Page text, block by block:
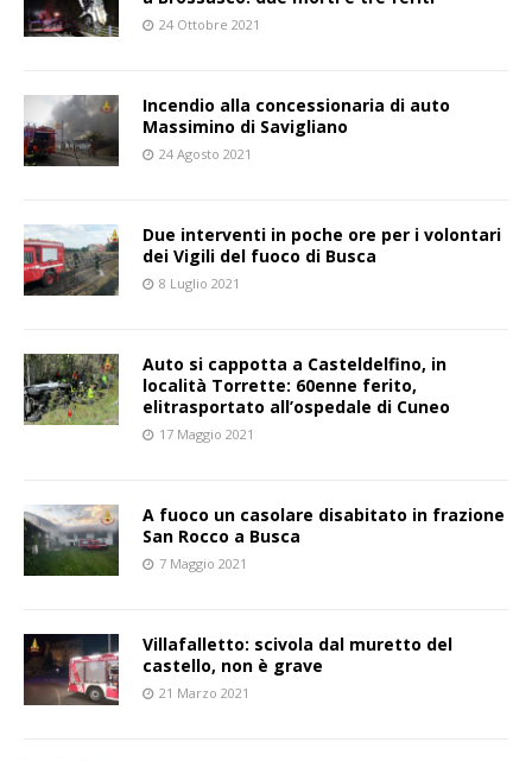
24 Ottobre 2021
Incendio alla concessionaria di auto
Massimino di Savigliano
24 Agosto 2021
Due interventi in poche ore per i volontari
dei Vigili del fuoco di Busca
8 Luglio 2021
Auto si cappotta a Casteldelfino, in
località Torrette: 60enne ferito,
elitrasportato all’ospedale di Cuneo
17 Maggio 2021
A fuoco un casolare disabitato in frazione
San Rocco a Busca
7 Maggio 2021
Villafalletto: scivola dal muretto del
castello, non è grave
21 Marzo 2021